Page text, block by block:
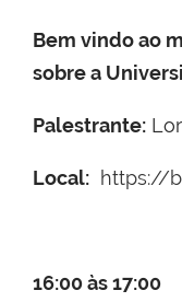
Bem vindo ao
sobre a
Palestrante:
Local: https://
16:00 às 17:00